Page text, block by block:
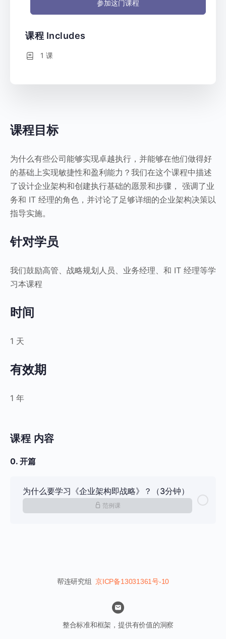
课程目标
为什么有些公司能够实现卓越执行，并能够在他们做得好
的基础上实现敏捷性和盈利能力？我们在这个课程中描述
了设计企业架构和创建执行基础的愿景和步骤， 强调了业
务和 IT 经理的角色，并讨论了足够详细的企业架构决策以
指导实施。
针对学员
我们鼓励高管、战略规划人员、业务经理、和 IT 经理等学
习本课程
时间
1 天
有效期
1 年
课程 内容
0. 开篇
为什么要学习《企业架构即战略》？（3分钟）
范例课
参加这门课程
课程 Includes
1 课
帮连研究组京ICP备13031361号-10
整合标准和框架，提供有价值的洞察